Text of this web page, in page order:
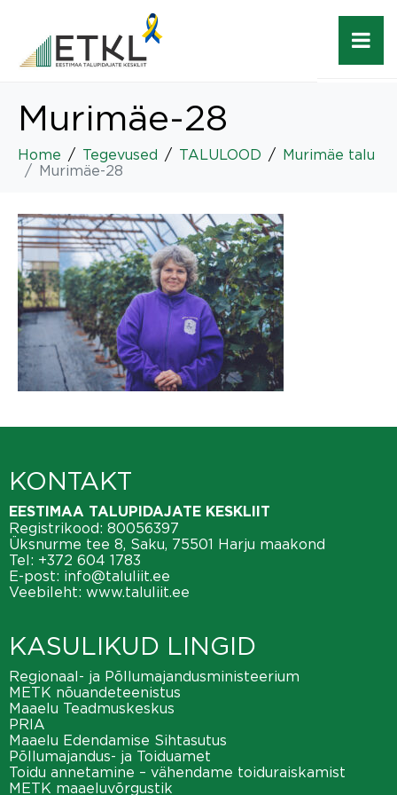
Murimäe-28
Home Tegevused TALULOOD
Murimäe talu
Murimäe-28
KONTAKT
EESTIMAA TALUPIDAJATE KESKLIIT
Registrikood: 80056397
Üksnurme tee 8, Saku, 75501 Harju maakond
Tel: +372 604 1783
E-post: info@taluliit.ee
Veebileht: www.taluliit.ee
KASULIKUD LINGID
Regionaal- ja Põllumajandusministeerium
METK nõuandeteenistus
Maaelu Teadmuskeskus
PRIA
Maaelu Edendamise Sihtasutus
Põllumajandus- ja Toiduamet
Toidu annetamine – vähendame toiduraiskamist
METK maaeluvõrgustik